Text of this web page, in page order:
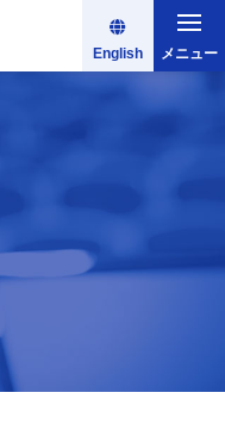
English メニュー